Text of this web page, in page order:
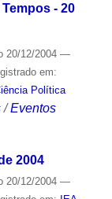
- 20
20/12/2004 —
em:
Política
/Eventos
2004
20/12/2004 —